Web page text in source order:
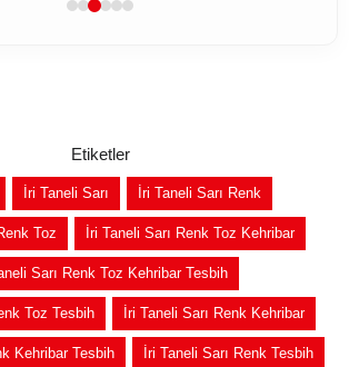
Etiketler
İri Taneli Sarı İri Taneli Sarı Renk
Toz İri Taneli Sarı Renk Toz Kehribar
Sarı Renk Toz Kehribar Tesbih
Toz Tesbih İri Taneli Sarı Renk Kehribar
Kehribar Tesbih İri Taneli Sarı Renk Tesbih